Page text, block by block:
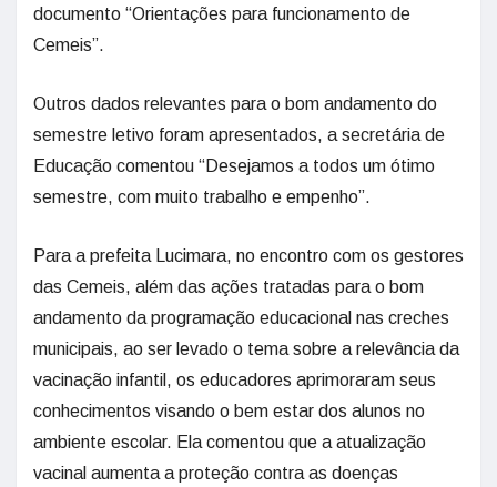
documento “Orientações para funcionamento de
Cemeis”.
Outros dados relevantes para o bom andamento do
semestre letivo foram apresentados, a secretária de
Educação comentou “Desejamos a todos um ótimo
semestre, com muito trabalho e empenho”.
Para a prefeita Lucimara, no encontro com os gestores
das Cemeis, além das ações tratadas para o bom
andamento da programação educacional nas creches
municipais, ao ser levado o tema sobre a relevância da
vacinação infantil, os educadores aprimoraram seus
conhecimentos visando o bem estar dos alunos no
ambiente escolar. Ela comentou que a atualização
vacinal aumenta a proteção contra as doenças